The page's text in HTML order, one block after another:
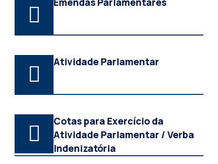
Atividade Parlamentar
Cotas para Exercício da
Atividade Parlamentar / Verba
Indenizatória